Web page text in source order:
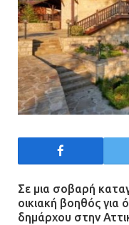
Σε μια σοβαρή
οικιακή βοηθός για
δημάρχου στην